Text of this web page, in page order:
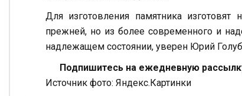
Для изготовления памятника
прежней, но из более современного и
надлежащем состоянии, уверен Юрий
Подпишитесь на ежедневную
Источник фото: Яндекс.Картинки